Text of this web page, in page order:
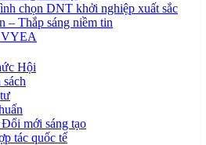
chọn DNT khởi nghiệp xuất sắc
– Thắp sáng niềm tin
VYEA
Hội
mới sáng tạo
tác quốc tế